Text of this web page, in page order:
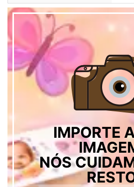
IMPORTE
NÓS